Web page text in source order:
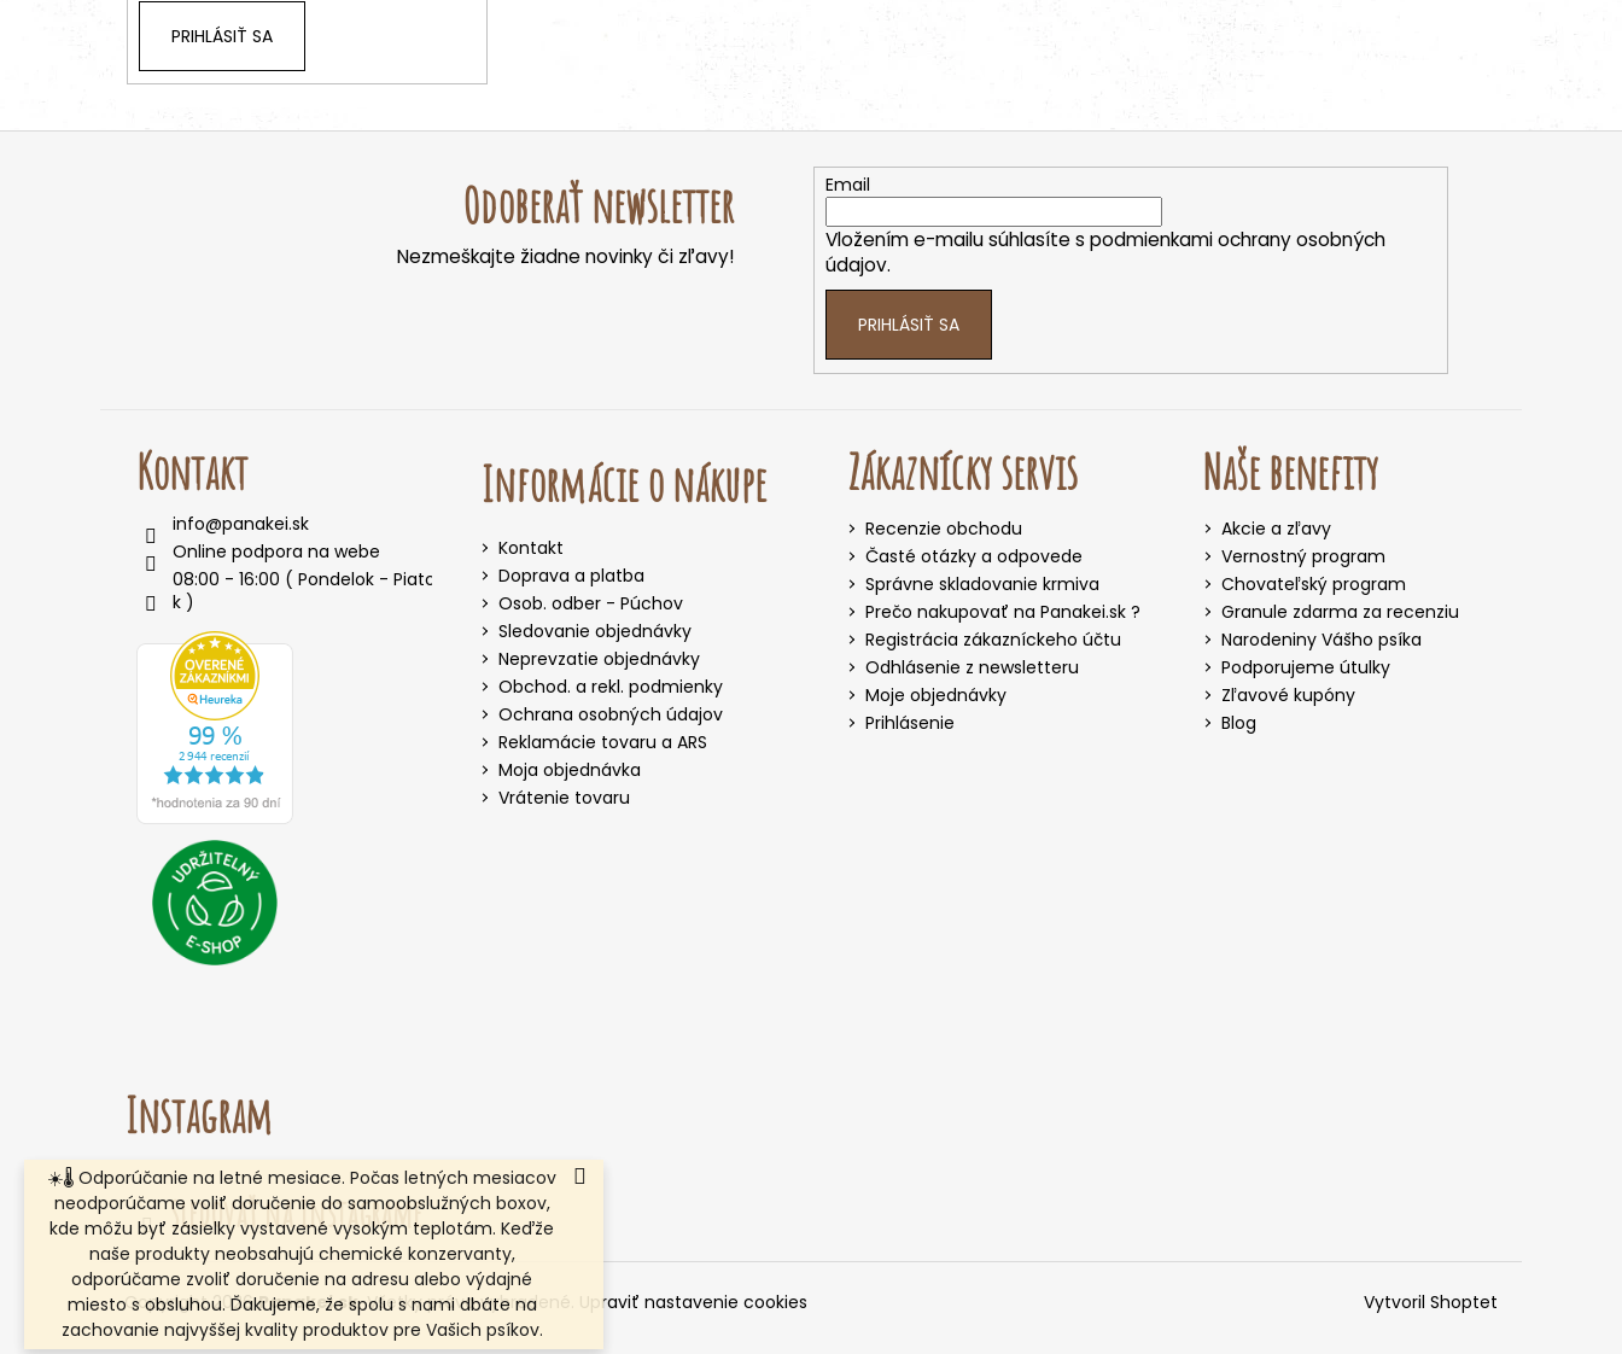
☀️🌡️ Odporúčanie na letné mesiace. Počas letných mesiacov
neodporúčame voliť doručenie do samoobslužných boxov,
kde môžu byť zásielky vystavené vysokým teplotám. Keďže
naše produkty neobsahujú chemické konzervanty,
odporúčame zvoliť doručenie na adresu alebo výdajné
miesto s obsluhou. Ďakujeme, že spolu s nami dbáte na
zachovanie najvyššej kvality produktov pre Vašich psíkov.
PRIHLÁSIŤ SA
Odoberať newsletter
Nezmeškajte žiadne novinky či zľavy!
Email
Vložením e-mailu súhlasíte s podmienkami ochrany osobných
údajov.
PRIHLÁSIŤ SA
Kontakt
info@panakei.sk
Online podpora na webe
08:00 - 16:00 ( Pondelok - Piato
k )
Informácie o nákupe
Kontakt
Doprava a platba
Osob. odber - Púchov
Sledovanie objednávky
Neprevzatie objednávky
Obchod. a rekl. podmienky
Ochrana osobných údajov
Reklamácie tovaru a ARS
Moja objednávka
Vrátenie tovaru
Zákaznícky servis
Recenzie obchodu
Časté otázky a odpovede
Správne skladovanie krmiva
Prečo nakupovať na Panakei.sk ?
Registrácia zákazníckeho účtu
Odhlásenie z newsletteru
Moje objednávky
Prihlásenie
Naše benefity
Akcie a zľavy
Vernostný program
Chovateľský program
Granule zdarma za recenziu
Narodeniny Vášho psíka
Podporujeme útulky
Zľavové kupóny
Blog
Instagram
Sledovať na Instagrame
Vytvoril Shoptet
Copyright 2026Panakei.sk. Všetky práva vyhradené. Upraviť nastavenie cookies